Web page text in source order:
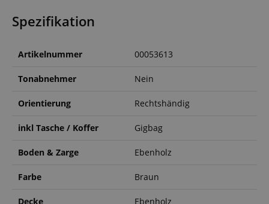
Spezifikation
Artikelnummer 00053613
Tonabnehmer Nein
Orientierung Rechtshändig
inkl Tasche / Koffer Gigbag
Boden & Zarge Ebenholz
Farbe Braun
Decke Ebenholz